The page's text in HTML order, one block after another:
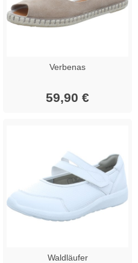
Verbenas
59,90 €
Waldläufer